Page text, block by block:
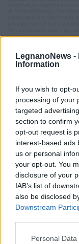
LegnanoNews -
Information
If you wish to opt-
processing of your
targeted
section to confirm
opt-out request is
interest-based ads
us or personal
your opt-out. You
disclosure of your
IAB’s list of
also be disclosed
Downstream
Personal
sistema.